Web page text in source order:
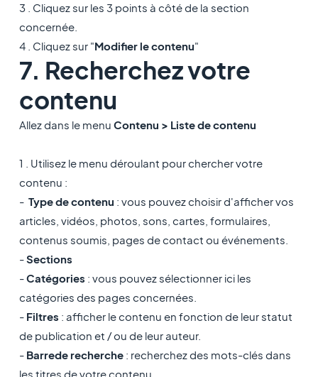
3 . Cliquez sur les 3 points à côté de la section
concernée.
4 . Cliquez sur "Modifier le contenu"
7. Recherchez votre
contenu
Allez dans le menu Contenu > Liste de contenu
1 . Utilisez le menu déroulant pour chercher votre
contenu :
- Type de contenu : vous pouvez choisir d'afficher vos
articles, vidéos, photos, sons, cartes, formulaires,
contenus soumis, pages de contact ou événements.
-Sections
-Catégories : vous pouvez sélectionner ici les
catégories des pages concernées.
- Filtres : afficher le contenu en fonction de leur statut
de publication et / ou de leur auteur.
- Barrede recherche : recherchez des mots-clés dans
les titres de votre contenu.